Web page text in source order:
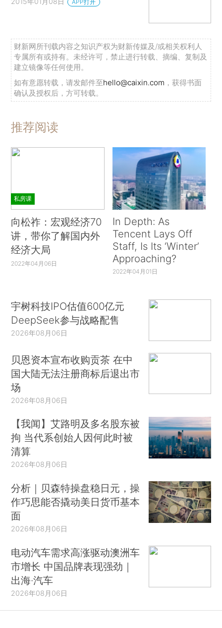
APP打开
财新网所刊载内容之知识产权为财新传媒及/或相关权利人
专属所有或持有。未经许可，禁止进行转载、摘编、复制及
建立镜像等任何使用。
如有意愿转载，请发邮件至hello@caixin.com ，获得书面
确认及授权后，方可转载。
推荐阅读
私房课
向松祚：宏观经济70
讲，带你了解国内外
经济大局
2022年04月06日
In Depth: As
Tencent Lays Off
Staff, Is Its ‘Winter’
Approaching?
2022年04月01日
宇树科技IPO估值600亿元
DeepSeek参与战略配售
2026年08月06日
贝恩资本宣布收购贡茶 在中
国大陆无法注册商标后退出市
场
2026年08月06日
【我闻】艾路明及多名股东被
拘 当代系创始人因何此时被
清算
2026年08月06日
分析｜贝森特操盘稳日元，操
作巧思能否撬动美日货币基本
面
2026年08月06日
电动汽车需求高涨驱动澳洲车
市增长 中国品牌表现强劲｜
出海·汽车
2026年08月06日